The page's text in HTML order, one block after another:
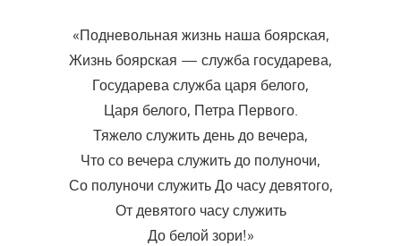
«Подневольная жизнь наша боярская,
Жизнь боярская — служба государева,
Государева служба царя белого,
Царя белого, Петра Первого.
Тяжело служить день до вечера,
Что со вечера служить до полуночи,
Со полуночи служить До часу девятого,
От девятого часу служить
До белой зори!»